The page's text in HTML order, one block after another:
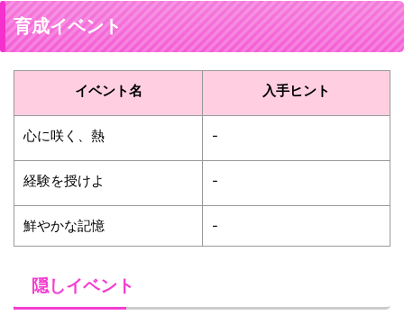
育成イベント
イベント名 入手ヒント
心に咲く、熱 -
経験を授けよ -
鮮やかな記憶 -
隠しイベント